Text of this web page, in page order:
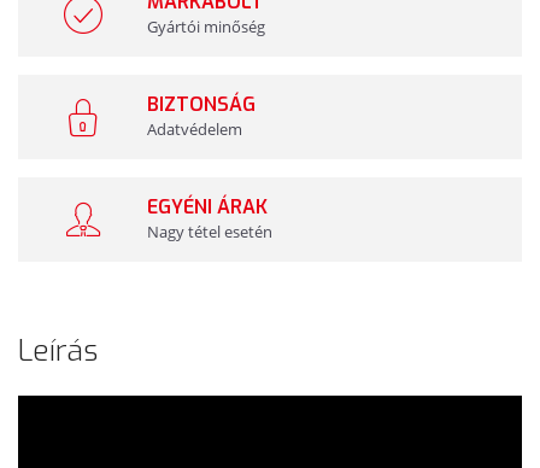
Gyártói minőség
BIZTONSÁG
Adatvédelem
EGYÉNI ÁRAK
Nagy tétel esetén
Leírás